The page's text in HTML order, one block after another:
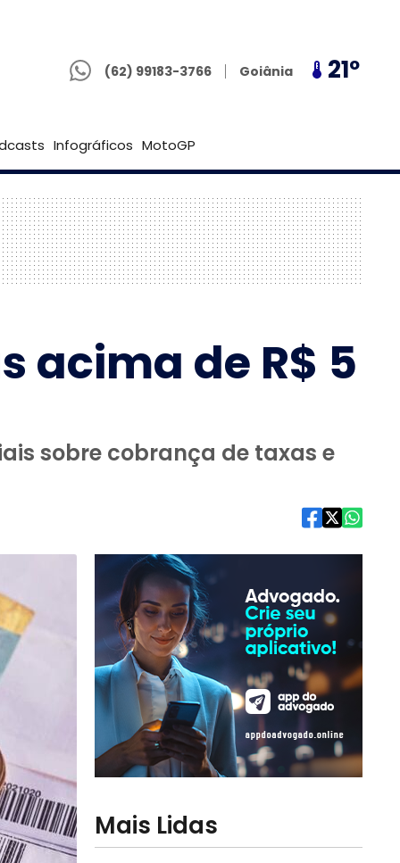
(62) 99183-3766
Goiânia 21º Brasília 21º
Infográficos MotoGP
acima de R$ 5
sobre cobrança de taxas e
Mais Lidas